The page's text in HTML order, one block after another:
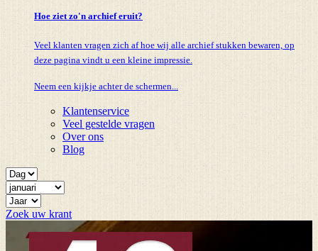
Hoe ziet zo'n archief eruit?
Veel klanten vragen zich af hoe wij alle archief stukken bewaren, op
deze pagina vindt u een kleine impressie.
Neem een kijkje achter de schermen...
Klantenservice
Veel gestelde vragen
Over ons
Blog
Zoek uw krant